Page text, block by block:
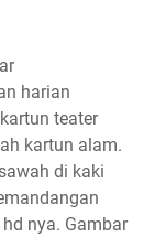
harian
teater
kartun alam.
di kaki
nya. Gambar